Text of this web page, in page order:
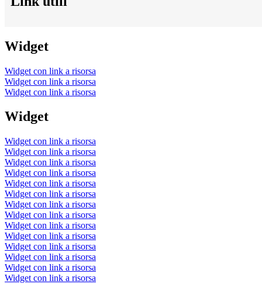
Widget
Widget con link a risorsa
Widget con link a risorsa
Widget con link a risorsa
Widget
Widget con link a risorsa
Widget con link a risorsa
Widget con link a risorsa
Widget con link a risorsa
Widget con link a risorsa
Widget con link a risorsa
Widget con link a risorsa
Widget con link a risorsa
Widget con link a risorsa
Widget con link a risorsa
Widget con link a risorsa
Widget con link a risorsa
Widget con link a risorsa
Widget con link a risorsa